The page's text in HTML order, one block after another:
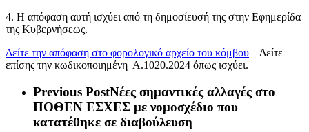
4. Η απόφαση αυτή ισχύει από τη δημοσίευσή της στην Εφημερίδα
της Κυβερνήσεως.
Δείτε την απόφαση στο φορολογικό αρχείο του κόμβου – Δείτε
επίσης την κωδικοποιημένη Α.1020.2024 όπως ισχύει.
Previous PostΝέες σημαντικές αλλαγές στο
ΠΟΘΕΝ ΕΣΧΕΣ με νομοσχέδιο που
κατατέθηκε σε διαβούλευση